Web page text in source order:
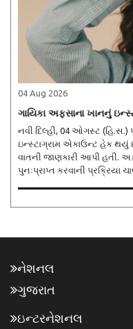
04 Aug 2026
ગાયિકા અફસાના ખાનનું
નવી દિલ્હી, 04 ઓગસ્ટ (હિ.સ.)
ઇન્સ્ટાગ્રામ એકાઉન્ટ હેક થયું
વાતની જાણકારી આપી હતી.
પુનઃપ્રાપ્ત કરવાની
નેશનલ
ગુજરાત
ઇન્ટરનેશનલ